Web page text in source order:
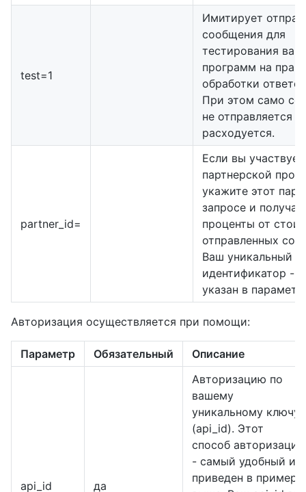
test=1
Имитирует
сообщения для
тестирования
программ на
обработки
При этом само
не отправляется и
расходуется.
partner_id=
Если вы
партнерской
укажите этот
запросе и
проценты от
отправленных
Ваш уникальный
идентификатор -
указан в
Авторизация осуществляется при помощи:
Параметр Обязательный Описание
api_id да
Авторизацию по
вашему
уникальному ключу
(api_id). Этот
способ авторизации
- самый удобный и
приведен в примере